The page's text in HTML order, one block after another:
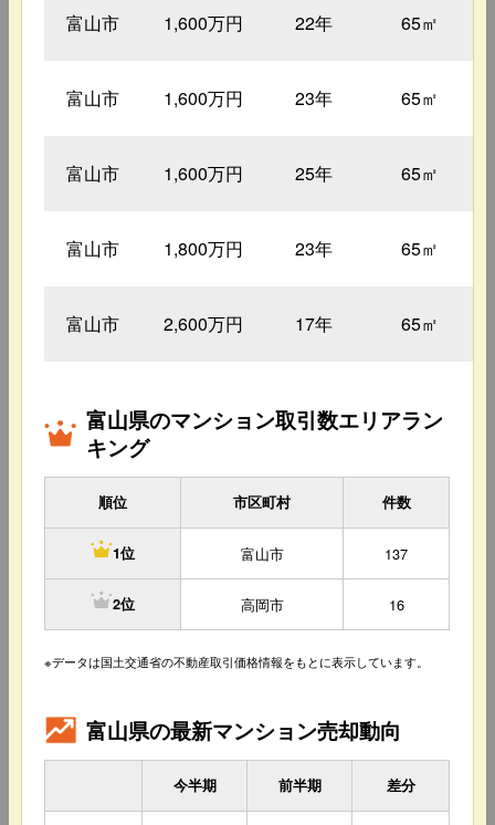
富山市 1,600万円 22年 65㎡
富山市 1,600万円 23年 65㎡
富山市 1,600万円 25年 65㎡
富山市 1,800万円 23年 65㎡
富山市 2,600万円 17年 65㎡
富山県のマンション取引数エリアラン
キング
順位 市区町村 件数
1位 富山市 137
2位 高岡市 16
※データは国土交通省の不動産取引価格情報をもとに表示しています。
富山県の最新マンション売却動向
今半期 前半期 差分